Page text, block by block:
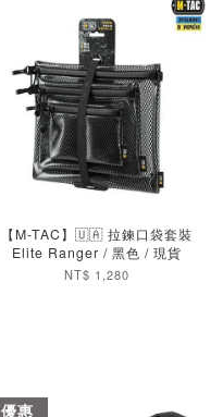
加入購物車
【M-TAC】🇺🇦 拉鍊口袋套裝
Elite Ranger / 黑色 / 現貨
NT$ 1,280
優惠